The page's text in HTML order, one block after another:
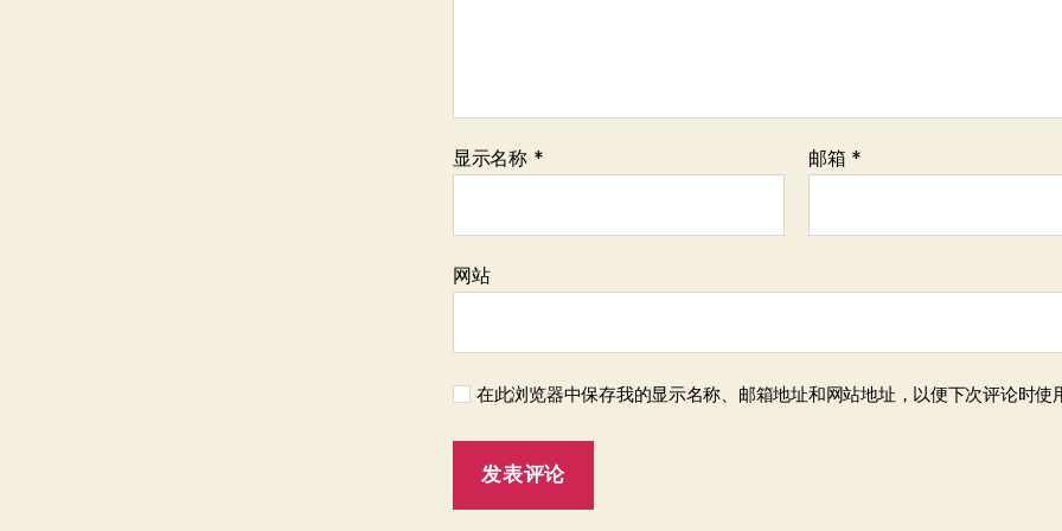
显示名称 * 邮箱 *
网站
在此浏览器中保存我的显示名称、邮箱地址和网站地址，以便下次评论时使